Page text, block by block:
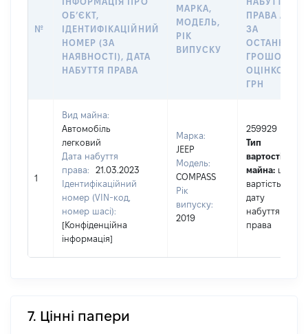
№
ОБʼЄКТ,
ІДЕНТИФІКАЦІЙНИЙ
НОМЕР (ЗА
НАЯВНОСТІ), ДАТА
НАБУТТЯ ПРАВА
МАРКА,
МОДЕЛЬ,
РІК
ВИПУСКУ
ПРАВА АБО
ЗА
ГРОШОВОЮ
ОЦІНКОЮ,
ГРН
1
Вид майна:
Автомобіль
легковий
Дата набуття
права:
21.03.2023
Ідентифікаційний
номер (VIN-код,
номер шасі):
[Конфіденційна
інформація]
Марка:
JEEP
Модель:
COMPASS
Рік
випуску:
2019
259929
Тип
вартості
майна: це
вартість на
дату
набуття
права
7. Цінні папери